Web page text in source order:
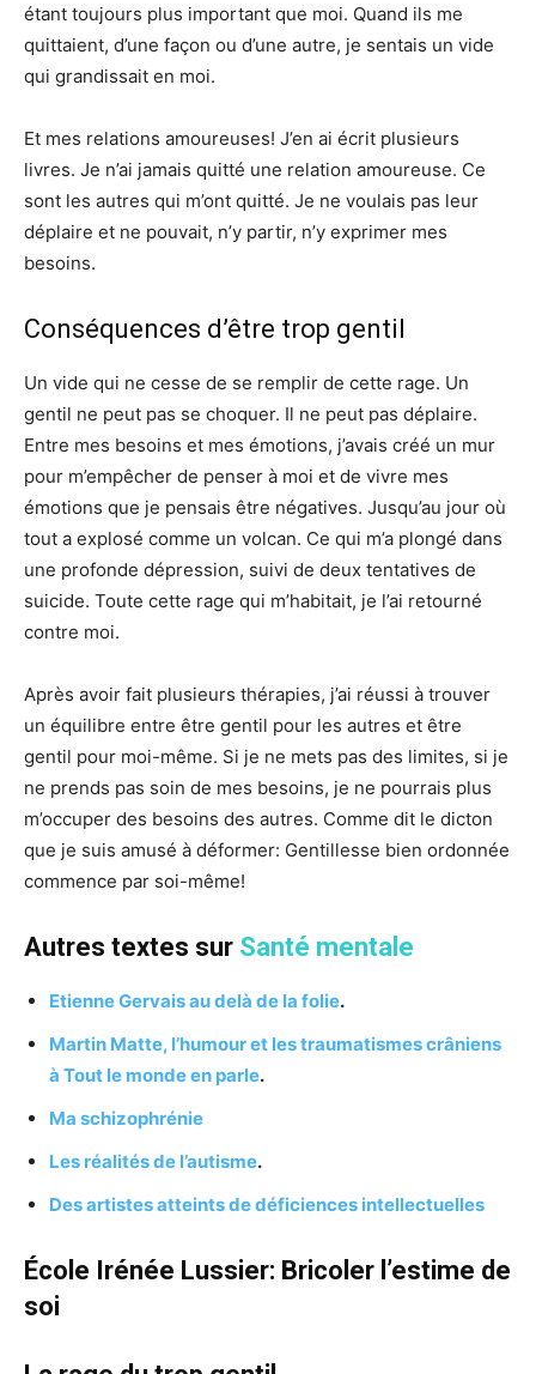
étant toujours plus important que moi. Quand ils me
quittaient, d’une façon ou d’une autre, je sentais un vide
qui grandissait en moi.
Et mes relations amoureuses! J’en ai écrit plusieurs
livres. Je n’ai jamais quitté une relation amoureuse. Ce
sont les autres qui m’ont quitté. Je ne voulais pas leur
déplaire et ne pouvait, n’y partir, n’y exprimer mes
besoins.
Conséquences d’être trop gentil
Un vide qui ne cesse de se remplir de cette rage. Un
gentil ne peut pas se choquer. Il ne peut pas déplaire.
Entre mes besoins et mes émotions, j’avais créé un mur
pour m’empêcher de penser à moi et de vivre mes
émotions que je pensais être négatives. Jusqu’au jour où
tout a explosé comme un volcan. Ce qui m’a plongé dans
une profonde dépression, suivi de deux tentatives de
suicide. Toute cette rage qui m’habitait, je l’ai retourné
contre moi.
Après avoir fait plusieurs thérapies, j’ai réussi à trouver
un équilibre entre être gentil pour les autres et être
gentil pour moi-même. Si je ne mets pas des limites, si je
ne prends pas soin de mes besoins, je ne pourrais plus
m’occuper des besoins des autres. Comme dit le dicton
que je suis amusé à déformer: Gentillesse bien ordonnée
commence par soi-même!
Autres textes sur Santé mentale
Etienne Gervais au delà de la folie.
Martin Matte, l’humour et les traumatismes crâniens
à Tout le monde en parle.
Ma schizophrénie
Les réalités de l’autisme.
Des artistes atteints de déficiences intellectuelles
École Irénée Lussier: Bricoler l’estime de
soi